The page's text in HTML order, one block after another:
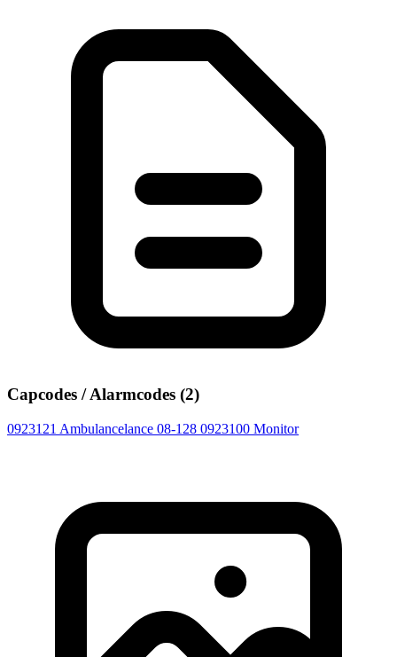
Capcodes / Alarmcodes (2)
0923121 Ambulancelance 08-128 0923100 Monitor